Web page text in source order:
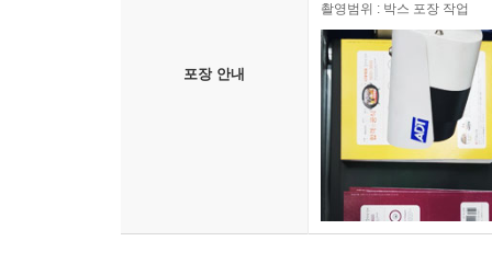
포장 안내
촬영범위 : 박스 포장 작업